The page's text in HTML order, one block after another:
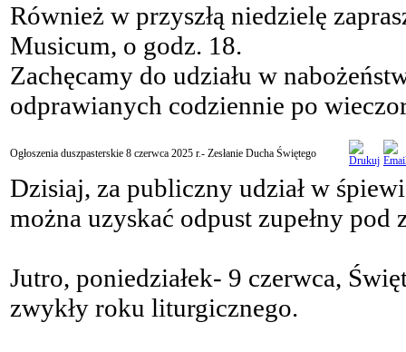
Również w przyszłą niedzielę
Musicum, o godz. 18.
Zachęcamy do udziału w
odprawianych codziennie po
Ogłoszenia duszpasterskie 8 czerwca 2025 r.- Zesłanie Ducha Świętego
Dzisiaj, za publiczny udział w
można uzyskać odpust zupełny
Jutro, poniedziałek- 9 czerwca,
zwykły roku liturgicznego.